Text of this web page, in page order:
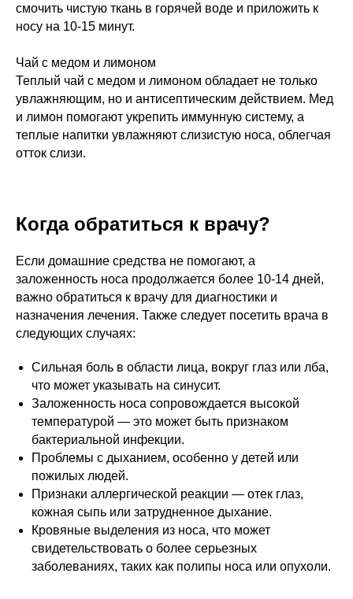
смочить чистую ткань в горячей воде и приложить к
носу на 10-15 минут.
Чай с медом и лимоном
Теплый чай с медом и лимоном обладает не только
увлажняющим, но и антисептическим действием. Мед
и лимон помогают укрепить иммунную систему, а
теплые напитки увлажняют слизистую носа, облегчая
отток слизи.
Когда обратиться к врачу?
Если домашние средства не помогают, а
заложенность носа продолжается более 10-14 дней,
важно обратиться к врачу для диагностики и
назначения лечения. Также следует посетить врача в
следующих случаях:
Сильная боль в области лица, вокруг глаз или лба,
что может указывать на синусит.
Заложенность носа сопровождается высокой
температурой — это может быть признаком
бактериальной инфекции.
Проблемы с дыханием, особенно у детей или
пожилых людей.
Признаки аллергической реакции — отек глаз,
кожная сыпь или затрудненное дыхание.
Кровяные выделения из носа, что может
свидетельствовать о более серьезных
заболеваниях, таких как полипы носа или опухоли.